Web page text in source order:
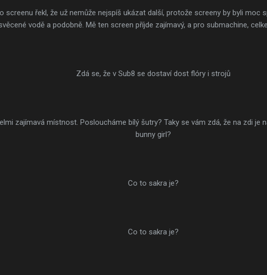
screenu řekl, že už nemůže nejspíš ukázat další, protože screeny by byli moc
vodě a podobně. Mě ten screen příjde zajímavý, a pro submachine,
Zdá se, že v Sub8 se dostaví dost flóry i strojů
zajímavá místnost. Posloucháme bílý šutry? Taky se vám zdá, že na zdi je
bunny girl?
Co to sakra je?
Co to sakra je?